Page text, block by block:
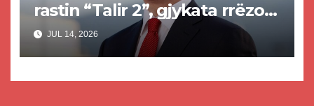
rastin “Talir 2”, gjykata rrëzon
akuzat për ndërtimin e
paligjshëm të selisë së VMRO-
DPMNE-së
JUL 14, 2026